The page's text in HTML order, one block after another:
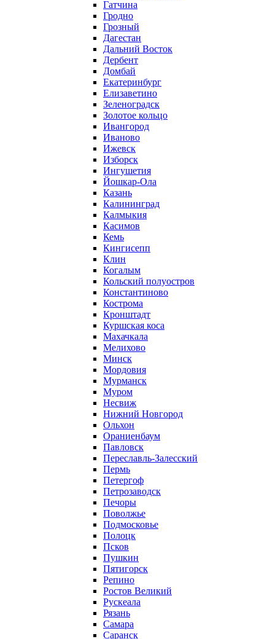
Гатчина
Гродно
Грозный
Дагестан
Дальний Восток
Дербент
Домбай
Екатеринбург
Елизаветино
Зеленоградск
Золотое кольцо
Ивангород
Иваново
Ижевск
Изборск
Ингушетия
Йошкар-Ола
Казань
Калининград
Калмыкия
Касимов
Кемь
Кингисепп
Клин
Когалым
Кольский полуостров
Константиново
Кострома
Кронштадт
Куршская коса
Махачкала
Мелихово
Минск
Мордовия
Мурманск
Муром
Несвиж
Нижний Новгород
Ольхон
Ораниенбаум
Павловск
Переславль-Залесский
Пермь
Петергоф
Петрозаводск
Печоры
Поволжье
Подмосковье
Полоцк
Псков
Пушкин
Пятигорск
Репино
Ростов Великий
Рускеала
Рязань
Самара
Саранск